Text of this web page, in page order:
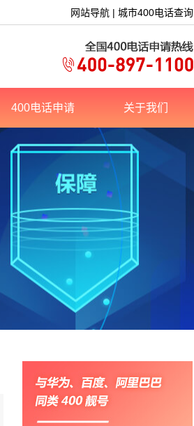
网站导航 | 城市400电话查询
400电话申请 关于我们